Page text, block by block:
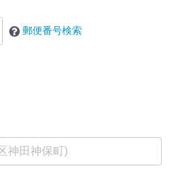
郵便番号検索